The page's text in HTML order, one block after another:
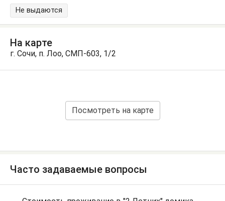
Не выдаются
На карте
г. Сочи, п. Лоо, СМП-603, 1/2
Посмотреть на карте
Часто задаваемые вопросы